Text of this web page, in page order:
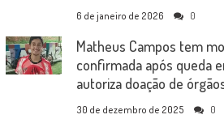
6 de janeiro de 2026 0
Matheus Campos tem
confirmada após queda
autoriza doação de
30 de dezembro de 2025 0